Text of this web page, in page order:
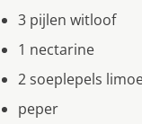
3 pijlen witloof
1 nectarine
2 soeplepels
peper